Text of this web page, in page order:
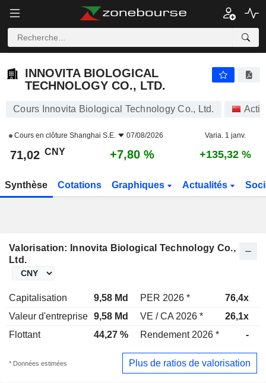
INNOVITA BIOLOGICAL
TECHNOLOGY CO., LTD.
Cours Innovita Biological Technology Co., Ltd.
Cours en clôture Shanghai S.E. 07/08/2026 Varia. 1 janv.
71,02 CNY +7,80 % +135,32 %
Synthèse Cotations Graphiques Actualités
Valorisation: Innovita Biological Technology Co.,
Ltd.
Capitalisation 9,58 Md PER 2026 * 76,4x
Valeur d'entreprise 9,58 Md VE / CA 2026 * 26,1x
Flottant
44,27 % Rendement 2026 * -
* Données estimées Plus de ratios de valorisation